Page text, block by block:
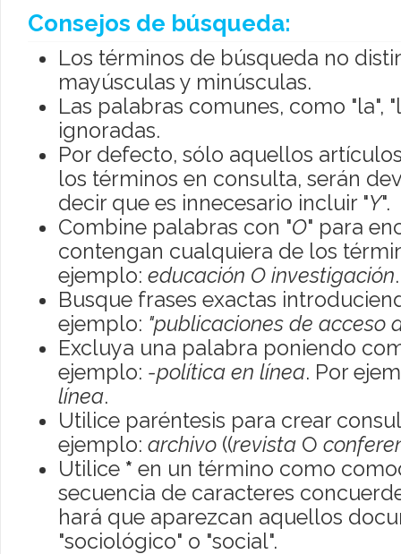
Consejos de búsqueda:
Los términos de búsqueda no
mayúsculas y minúsculas.
Las palabras comunes, como "la",
ignoradas.
Por defecto, sólo aquellos
los términos en consulta, serán
decir que es innecesario incluir "Y".
Combine palabras con "O" para
contengan cualquiera de los
ejemplo: educación O investigación.
Busque frases exactas
ejemplo: "publicaciones de acceso
Excluya una palabra poniendo
ejemplo: -política en línea. Por
línea.
Utilice paréntesis para crear
ejemplo: archivo((revistaO
Utilice * en un término como
secuencia de caracteres
hará que aparezcan aquellos
"sociológico" o "social".